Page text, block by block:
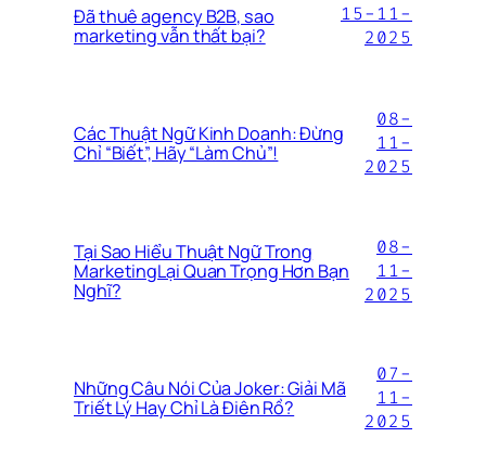
Đã thuê agency B2B, sao
marketing vẫn thất bại?
15-11-
2025
Các Thuật Ngữ Kinh Doanh: Đừng
Chỉ “Biết”, Hãy “Làm Chủ”!
08-
11-
2025
Tại Sao Hiểu Thuật Ngữ Trong
MarketingLại Quan Trọng Hơn Bạn
Nghĩ?
08-
11-
2025
Những Câu Nói Của Joker: Giải Mã
Triết Lý Hay Chỉ Là Điên Rồ?
07-
11-
2025